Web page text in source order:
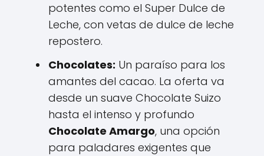
potentes como el Super Dulce de
Leche, con vetas de dulce de leche
repostero.
Chocolates: Un paraíso para los
amantes del cacao. La oferta va
desde un suave Chocolate Suizo
hasta el intenso y profundo
Chocolate Amargo, una opción
para paladares exigentes que